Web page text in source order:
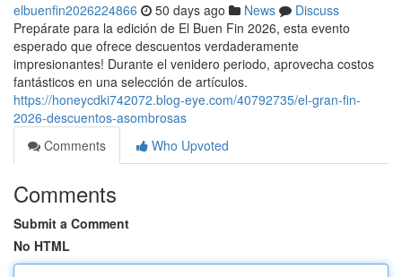
elbuenfin2026224866 50 days ago News
Discuss
Prepárate para la edición de El Buen Fin 2026, esta evento
esperado que ofrece descuentos verdaderamente
impresionantes! Durante el venidero periodo, aprovecha costos
fantásticos en una selección de artículos.
https://honeycdki742072.blog-eye.com/40792735/el-gran-fin-
2026-descuentos-asombrosas
Comments
Who Upvoted
Comments
Submit a Comment
No HTML